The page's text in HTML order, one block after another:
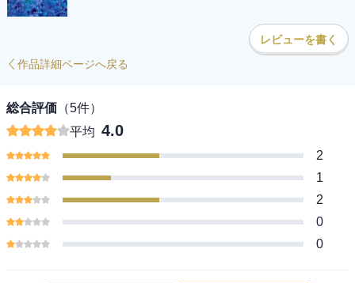
レビューを書く
作品詳細ページへ戻る
総合評価 （5件）
平均 4.0
2
1
2
0
0